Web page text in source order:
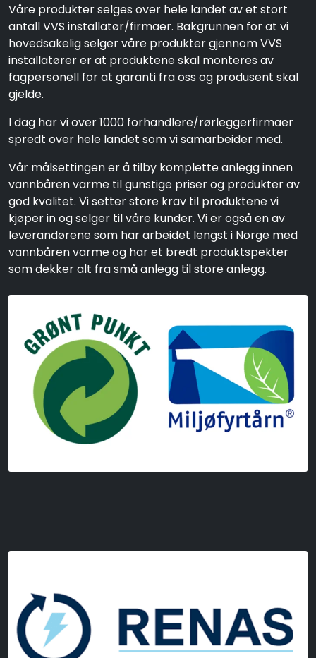
Våre produkter selges over hele landet av et stort
antall VVS installatør/firmaer. Bakgrunnen for at vi
hovedsakelig selger våre produkter gjennom VVS
installatører er at produktene skal monteres av
fagpersonell for at garanti fra oss og produsent skal
gjelde.
I dag har vi over 1000 forhandlere/rørleggerfirmaer
spredt over hele landet som vi samarbeider med.
Vår målsettingen er å tilby komplette anlegg innen
vannbåren varme til gunstige priser og produkter av
god kvalitet. Vi setter store krav til produktene vi
kjøper in og selger til våre kunder. Vi er også en av
leverandørene som har arbeidet lengst i Norge med
vannbåren varme og har et bredt produktspekter
som dekker alt fra små anlegg til store anlegg.